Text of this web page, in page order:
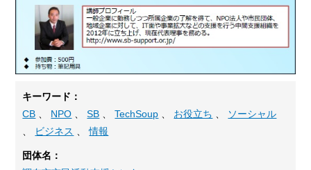
キーワード：
CB
NPO 、SB 、TechSoup お役立ち
ソーシャル
ビジネス 、情報
団体名：